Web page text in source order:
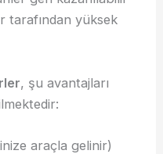
tarafından yüksek
, şu avantajları
araçla gelinir)